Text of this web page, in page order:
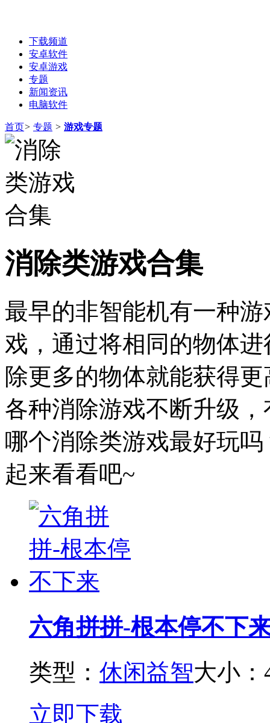
下载频道
安卓软件
安卓游戏
专题
新闻资讯
电脑软件
首页> 专题 > 游戏专题
消除类游戏合集
最早的非智能机有一种
戏，通过将相同的物体
除更多的物体就能获得
各种消除游戏不断升级
哪个消除类游戏最好玩
起来看看吧~
六角拼拼-根本停不下
类型： 休闲益智大小：
立即下载